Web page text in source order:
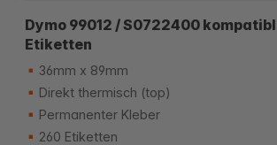
Dymo 99012 / S0722400
Etiketten
36mm x 89mm
Direkt thermisch (top)
Permanenter Kleber
260 Etiketten